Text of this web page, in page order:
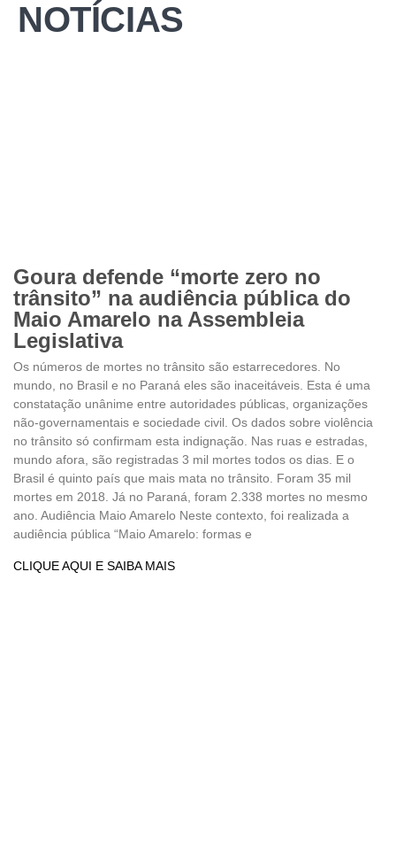
NOTÍCIAS
Goura defende “morte zero no
trânsito” na audiência pública do
Maio Amarelo na Assembleia
Legislativa
Os números de mortes no trânsito são estarrecedores. No
mundo, no Brasil e no Paraná eles são inaceitáveis. Esta é uma
constatação unânime entre autoridades públicas, organizações
não-governamentais e sociedade civil. Os dados sobre violência
no trânsito só confirmam esta indignação. Nas ruas e estradas,
mundo afora, são registradas 3 mil mortes todos os dias. E o
Brasil é quinto país que mais mata no trânsito. Foram 35 mil
mortes em 2018. Já no Paraná, foram 2.338 mortes no mesmo
ano. Audiência Maio Amarelo Neste contexto, foi realizada a
audiência pública “Maio Amarelo: formas e
CLIQUE AQUI E SAIBA MAIS